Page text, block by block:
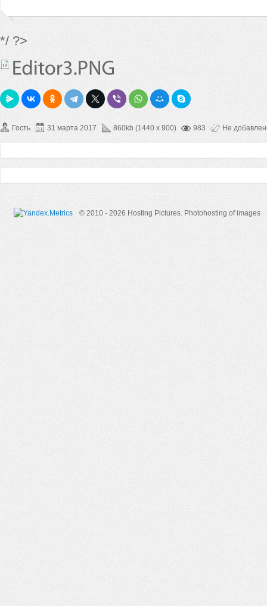
*/ ?>
Гость 31 марта 2017 860kb (1440 x 900) 983 Не
© 2010 - 2026 Hosting Pictures. Photohosting of images